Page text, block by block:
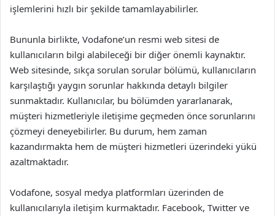
işlemlerini hızlı bir şekilde tamamlayabilirler.
Bununla birlikte, Vodafone’un resmi web sitesi de
kullanıcıların bilgi alabileceği bir diğer önemli kaynaktır.
Web sitesinde, sıkça sorulan sorular bölümü, kullanıcıların
karşılaştığı yaygın sorunlar hakkında detaylı bilgiler
sunmaktadır. Kullanıcılar, bu bölümden yararlanarak,
müşteri hizmetleriyle iletişime geçmeden önce sorunlarını
çözmeyi deneyebilirler. Bu durum, hem zaman
kazandırmakta hem de müşteri hizmetleri üzerindeki yükü
azaltmaktadır.
Vodafone, sosyal medya platformları üzerinden de
kullanıcılarıyla iletişim kurmaktadır. Facebook, Twitter ve